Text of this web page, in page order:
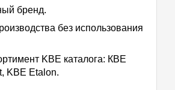
бренд.
без использования
KBE каталога: КВЕ
KBE Etalon.